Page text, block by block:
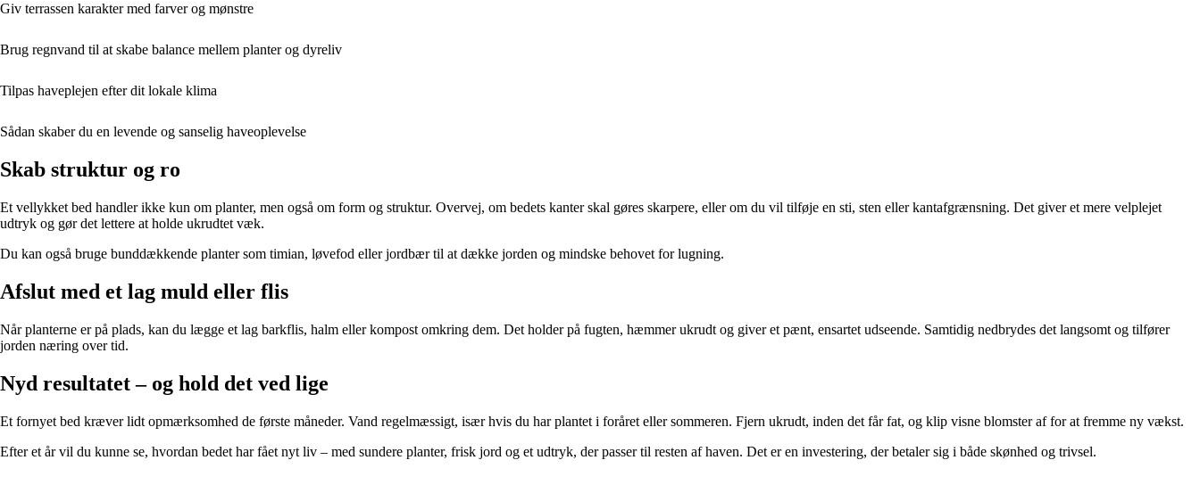
Giv terrassen karakter med farver og mønstre
Brug regnvand til at skabe balance mellem planter og dyreliv
Tilpas haveplejen efter dit lokale klima
Sådan skaber du en levende og sanselig haveoplevelse
Skab struktur og ro
Et vellykket bed handler ikke kun om planter, men også om form og struktur. Overvej, om bedets kanter skal gøres skarpere, eller om du vil tilføje en sti, sten eller kantafgrænsning. Det giver et mere velplejet
udtryk og gør det lettere at holde ukrudtet væk.
Du kan også bruge bunddækkende planter som timian, løvefod eller jordbær til at dække jorden og mindske behovet for lugning.
Afslut med et lag muld eller flis
Når planterne er på plads, kan du lægge et lag barkflis, halm eller kompost omkring dem. Det holder på fugten, hæmmer ukrudt og giver et pænt, ensartet udseende. Samtidig nedbrydes det langsomt og tilfører
jorden næring over tid.
Nyd resultatet – og hold det ved lige
Et fornyet bed kræver lidt opmærksomhed de første måneder. Vand regelmæssigt, især hvis du har plantet i foråret eller sommeren. Fjern ukrudt, inden det får fat, og klip visne blomster af for at fremme ny vækst.
Efter et år vil du kunne se, hvordan bedet har fået nyt liv – med sundere planter, frisk jord og et udtryk, der passer til resten af haven. Det er en investering, der betaler sig i både skønhed og trivsel.